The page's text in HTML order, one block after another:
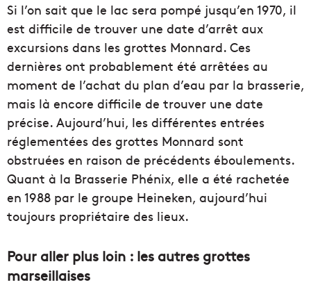
Si l’on sait que le lac sera pompé jusqu’en 1970, il
est difficile de trouver une date d’arrêt aux
excursions dans les grottes Monnard. Ces
dernières ont probablement été arrêtées au
moment de l’achat du plan d’eau par la brasserie,
mais là encore difficile de trouver une date
précise. Aujourd’hui, les différentes entrées
réglementées des grottes Monnard sont
obstruées en raison de précédents éboulements.
Quant à la Brasserie Phénix, elle a été rachetée
en 1988 par le groupe Heineken, aujourd’hui
toujours propriétaire des lieux.
Pour aller plus loin : les autres grottes
marseillaises